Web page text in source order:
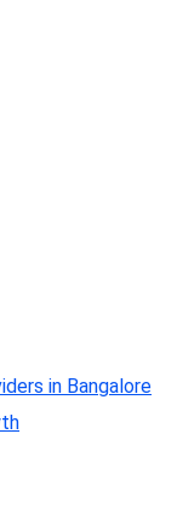
in Bangalore